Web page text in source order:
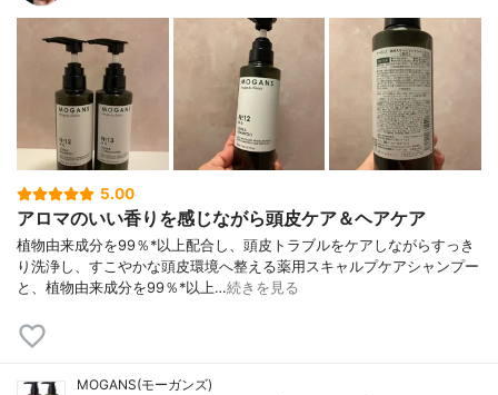
5.00
アロマのいい香りを感じながら頭皮ケア＆ヘアケア
植物由来成分を99％*以上配合し、頭皮トラブルをケアしながらすっき
り洗浄し、すこやかな頭皮環境へ整える薬用スキャルプケアシャンプー
と、植物由来成分を99％*以上…続きを見る
MOGANS(モーガンズ)